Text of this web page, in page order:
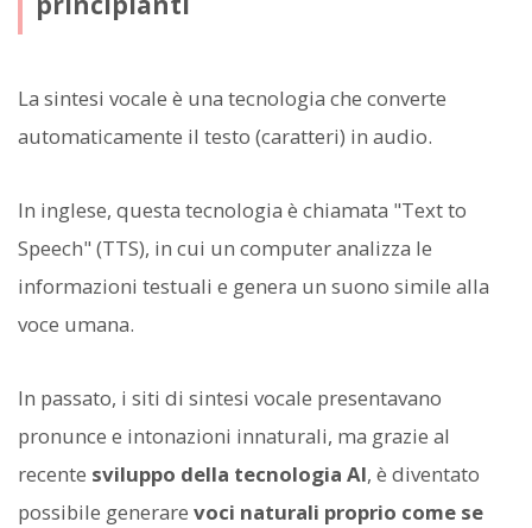
La sintesi vocale è una tecnologia che converte
automaticamente il testo (caratteri) in audio.
In inglese, questa tecnologia è chiamata "Text to
Speech" (TTS), in cui un computer analizza le
informazioni testuali e genera un suono simile alla
voce umana.
In passato, i siti di sintesi vocale presentavano
pronunce e intonazioni innaturali, ma grazie al
recente sviluppo della tecnologia AI, è diventato
possibile generare voci naturali proprio come se